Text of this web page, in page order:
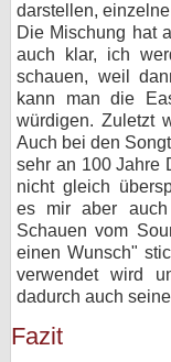
darstellen,
Die Mischung hat
auch klar, ich
schauen, weil
kann man die
würdigen. Zuletzt
Auch bei den
sehr an 100 Jahre
nicht gleich
es mir aber
Schauen vom
einen Wunsch"
verwendet wird
dadurch auch
Fazit